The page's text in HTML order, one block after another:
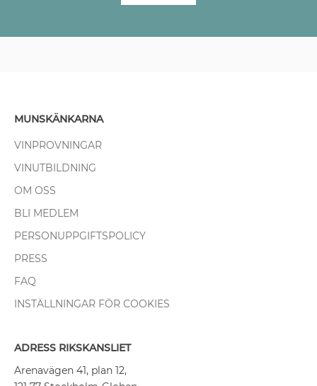
MUNSKÄNKARNA
VINPROVNINGAR
VINUTBILDNING
OM OSS
BLI MEDLEM
PERSONUPPGIFTSPOLICY
PRESS
FAQ
INSTÄLLNINGAR FÖR COOKIES
ADRESS RIKSKANSLIET
Arenavägen 41, plan 12,